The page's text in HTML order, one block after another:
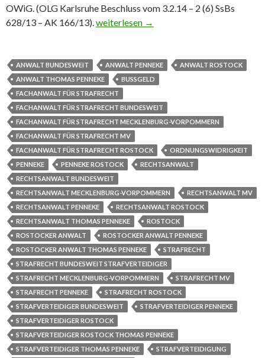
OWiG. (OLG Karlsruhe Beschluss vom 3.2.14 – 2 (6) SsBs
628/13 – AK 166/13).Weitergabe von Unterlagen an
weiterlesen →
ANWALT BUNDESWEIT ANWALT PENNEKE
ANWALT ROSTOCK
ANWALT THOMAS PENNEKE
BUSSGELD
FACHANWALT FÜR STRAFRECHT
FACHANWALT FÜR STRAFRECHT BUNDESWEIT
FACHANWALT FÜR STRAFRECHT MECKLENBURG-VORPOMMERN
FACHANWALT FÜR STRAFRECHT MV
FACHANWALT FÜR STRAFRECHT ROSTOCK
ORDNUNGSWIDRIGKEIT
PENNEKE
PENNEKE ROSTOCK
RECHTSANWALT
RECHTSANWALT BUNDESWEIT
RECHTSANWALT MECKLENBURG-VORPOMMERN
RECHTSANWALT MV
RECHTSANWALT PENNEKE
RECHTSANWALT ROSTOCK
RECHTSANWALT THOMAS PENNEKE
ROSTOCK
ROSTOCKER ANWALT
ROSTOCKER ANWALT PENNEKE
ROSTOCKER ANWALT THOMAS PENNEKE
STRAFRECHT
STRAFRECHT BUNDESWEIT STRAFVERTEIDIGER
STRAFRECHT MECKLENBURG-VORPOMMERN
STRAFRECHT MV
STRAFRECHT PENNEKE
STRAFRECHT ROSTOCK
STRAFVERTEIDIGER BUNDESWEIT
STRAFVERTEIDIGER PENNEKE
STRAFVERTEIDIGER ROSTOCK
STRAFVERTEIDIGER ROSTOCK THOMAS PENNEKE
STRAFVERTEIDIGER THOMAS PENNEKE
STRAFVERTEIDIGUNG